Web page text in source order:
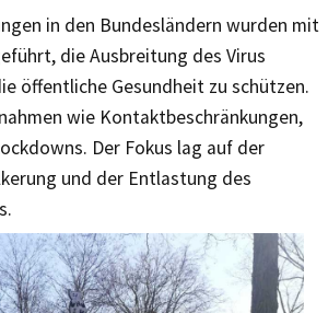
in den Bundesländern wurden mit
die Ausbreitung des Virus
öffentliche Gesundheit zu schützen.
wie Kontaktbeschränkungen,
Der Fokus lag auf der
und der Entlastung des